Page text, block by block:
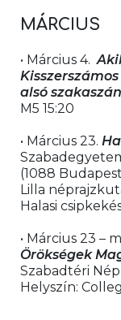
MÁRCIUS
• Március 4.
alsó szakaszán
M5 15:20
• Március 23.
(1088
Lilla
Halasi
• Március 23 –
Örökségek
Szabadtéri
Helyszín: